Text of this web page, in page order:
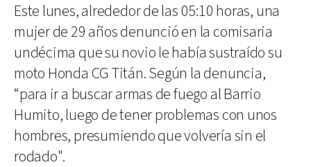
Este lunes, alrededor de las 05:10 horas, una
mujer de 29 años denunció en la comisaria
undécima que su novio le había sustraído su
moto Honda CG Titán. Según la denuncia,
“para ir a buscar armas de fuego al Barrio
Humito, luego de tener problemas con unos
hombres, presumiendo que volvería sin el
rodado".